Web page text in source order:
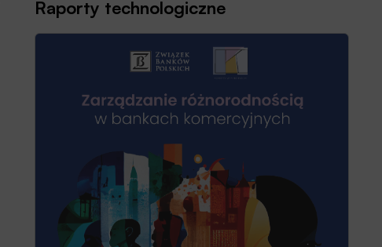
Raporty technologiczne